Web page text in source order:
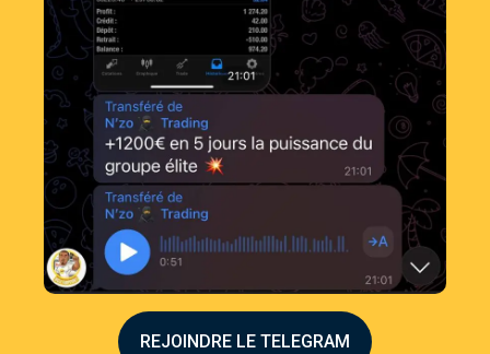
REJOINDRE LE TELEGRAM